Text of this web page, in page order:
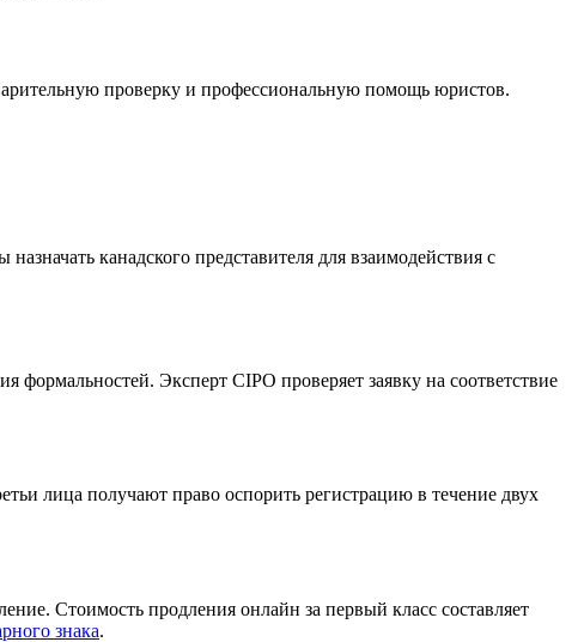
проверку и профессиональную помощь юристов.
канадского представителя для взаимодействия с
Эксперт CIPO проверяет заявку на соответствие
лица получают право оспорить регистрацию в течение двух
Стоимость продления онлайн за первый класс составляет
знака.